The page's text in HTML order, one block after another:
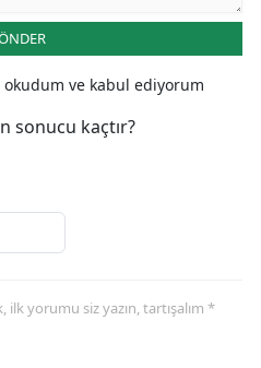
okudum ve kabul ediyorum
sonucu kaçtır?
yorumu siz yazın, tartışalım *